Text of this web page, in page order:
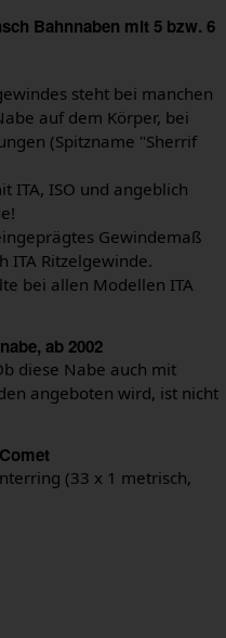
Bahnnaben mit 5 bzw. 6
steht bei manchen
auf dem Körper, bei
(Spitzname "Sherrif
ITA, ISO und angeblich
Gewindemaß
ITA Ritzelgewinde.
bei allen Modellen ITA
ab 2002
diese Nabe auch mit
angeboten wird, ist nicht
(33 x 1 metrisch,